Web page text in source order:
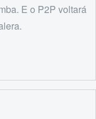
E o P2P voltará